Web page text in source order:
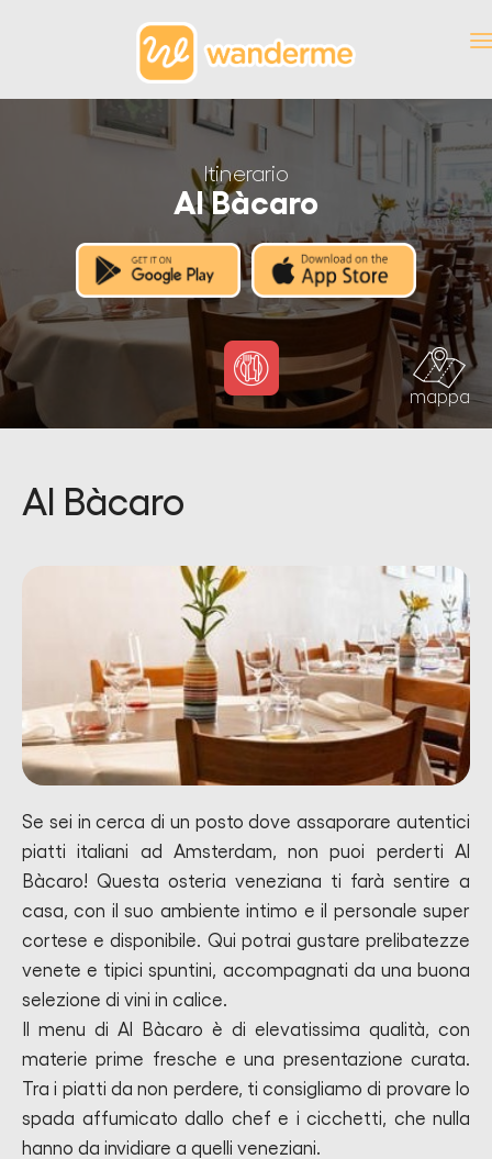
Itinerario
Al Bàcaro
mappa
Al Bàcaro
Se sei in cerca di un posto dove assaporare autentici
piatti italiani ad Amsterdam, non puoi perderti Al
Bàcaro! Questa osteria veneziana ti farà sentire a
casa, con il suo ambiente intimo e il personale super
cortese e disponibile. Qui potrai gustare prelibatezze
venete e tipici spuntini, accompagnati da una buona
selezione di vini in calice.
Il menu di Al Bàcaro è di elevatissima qualità, con
materie prime fresche e una presentazione curata.
Tra i piatti da non perdere, ti consigliamo di provare lo
spada affumicato dallo chef e i cicchetti, che nulla
hanno da invidiare a quelli veneziani.